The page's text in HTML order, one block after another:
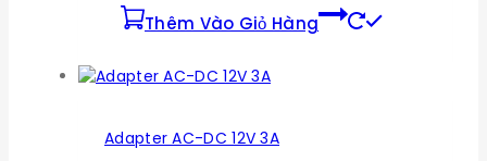
Thêm Vào Giỏ Hàng
Adapter AC-DC 12V 3A